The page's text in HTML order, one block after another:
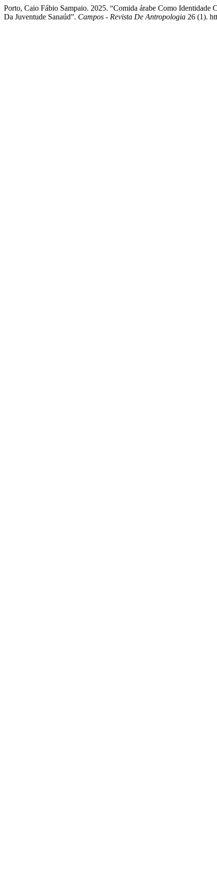
Porto, Caio Fábio Sampaio. 2025. “Comida árabe Como
Da Juventude Sanaúd”. Campos - Revista De Antropologia 26 (1).